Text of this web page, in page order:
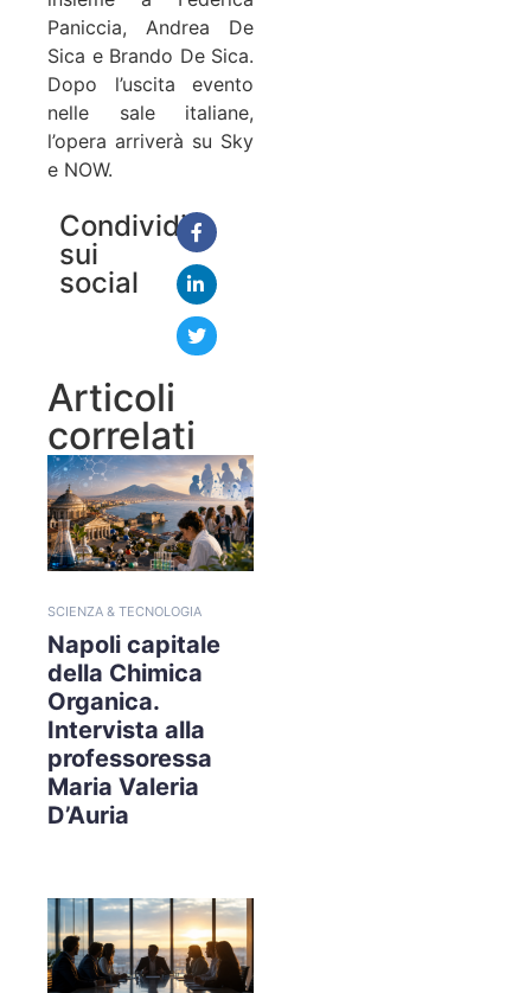
Paniccia, Andrea De
Sica e Brando De Sica.
Dopo l’uscita evento
nelle sale italiane,
l’opera arriverà su Sky
e NOW.
Condividi
sui
social
Articoli
correlati
SCIENZA & TECNOLOGIA
Napoli capitale
della Chimica
Organica.
Intervista alla
professoressa
Maria Valeria
D’Auria